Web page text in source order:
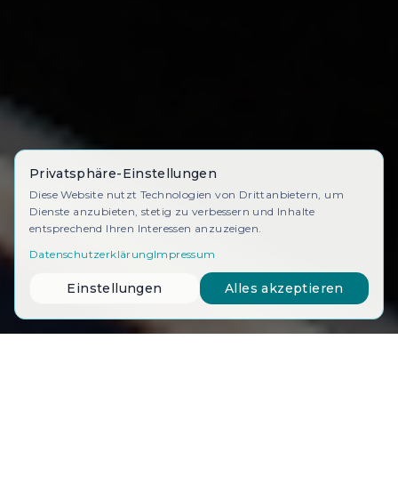
Privatsphäre-Einstellungen
Diese Website nutzt Technologien von Drittanbietern, um
Dienste anzubieten, stetig zu verbessern und Inhalte
entsprechend Ihren Interessen anzuzeigen.
DatenschutzerklärungImpressum
Einstellungen Alles akzeptieren